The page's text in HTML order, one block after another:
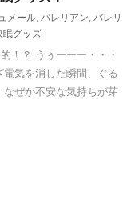
メール バレリアン バレリ
眠グッズ
！？ うぅーーー・・・
気を消した瞬間、ぐる
なぜか不安な気持ちが芽